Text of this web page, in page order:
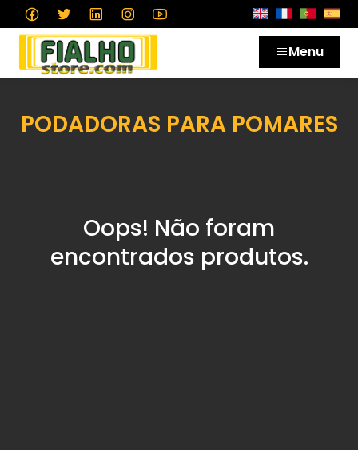
Menu
PODADORAS PARA POMARES
Oops! Não foram
encontrados produtos.